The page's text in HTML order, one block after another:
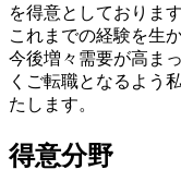
を得意としております
これまでの経験を生
今後増々需要が高ま
くご転職となるよう
たします。
得意分野